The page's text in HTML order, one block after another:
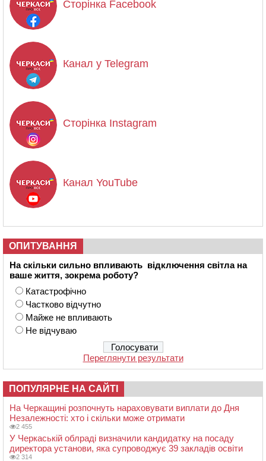
Сторінка Facebook
Канал у Telegram
Сторінка Instagram
Канал YouTube
ОПИТУВАННЯ
На скільки сильно впливають відключення світла на
ваше життя, зокрема роботу?
Катастрофічно
Частково відчутно
Майже не впливають
Не відчуваю
Переглянути результати
ПОПУЛЯРНЕ НА САЙТІ
На Черкащині розпочнуть нараховувати виплати до Дня
Незалежності: хто і скільки може отримати
2 455
У Черкаській облраді визначили кандидатку на посаду
директора установи, яка супроводжує 39 закладів освіти
2 314